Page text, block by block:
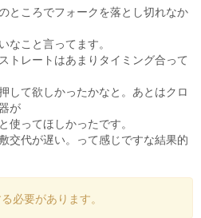
ところでフォークを落とし切れなか
なこと言ってます。
トレートはあまりタイミング合って
して欲しかったかなと。あとはクロ
が
使ってほしかったです。
交代が遅い。って感じですな結果的
必要があります。